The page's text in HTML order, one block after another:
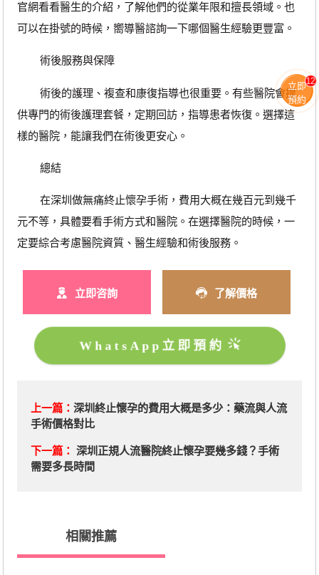
官網看看醫生的介紹，了解他們的從業年限和擅長領域。也
可以在掛號的時候，嚮導醫諮詢一下哪個醫生經驗更豐富。
術後服務與保障
術後的護理、複查和康復指導也很重要。有些醫院會提
供專門的術後護理套餐，定期回訪，指導患者恢復。選擇這
樣的醫院，能讓我們在術後更安心。
總結
在深圳做無痛終止懷孕手術，費用大概在幾百元到幾千
元不等，具體要看手術方式和醫院。在選擇醫院的時候，一
定要綜合考慮醫院資質、醫生經驗和術後服務。
立即咨詢 了解價格
WhatsApp立即預約
上一篇： 深圳終止懷孕的費用大概是多少：藥流與人流
手術價格對比
下一篇： 深圳正規人流醫院終止懷孕要幾多錢？手術
需要多長時間
相關推薦
立即
預約
12